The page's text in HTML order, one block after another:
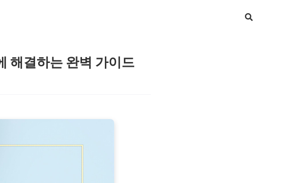
해결하는 완벽 가이드